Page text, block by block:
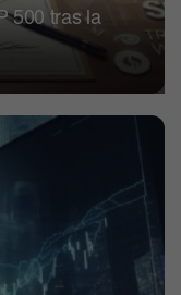
500 tras la